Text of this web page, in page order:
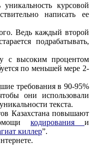
курсовой
написать ее
Ведь каждый второй
подрабатывать,
с высоким процентом
по меньшей мере 2-
требования в 90-95%
они использовали
текста.
Казахстана повышают
кодирования и
киллер”.